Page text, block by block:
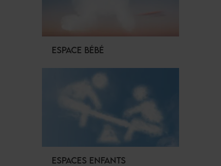
ESPACE BÉBÉ
ESPACES ENFANTS